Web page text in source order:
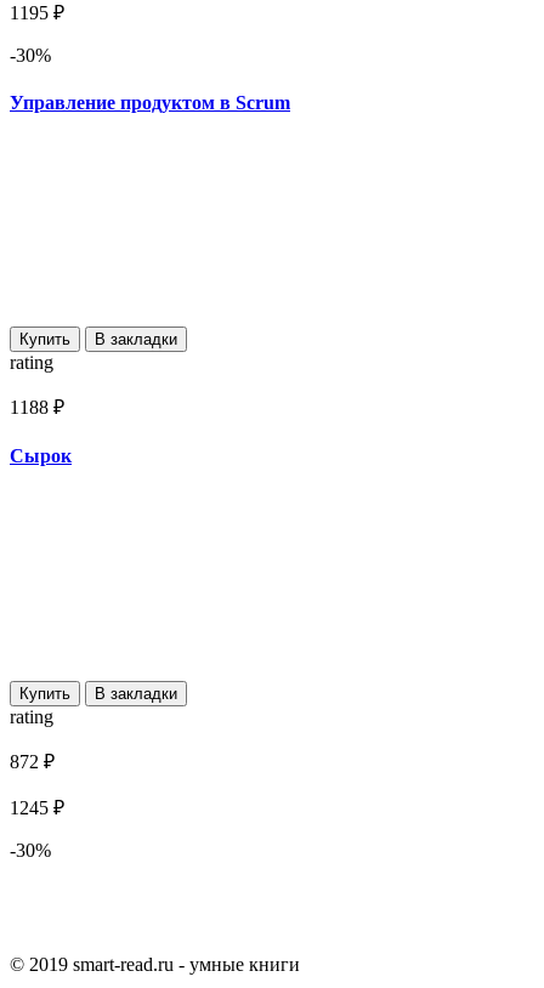
1195 ₽
-30%
Управление продуктом в Scrum
Купить В закладки
rating
1188 ₽
Сырок
Купить В закладки
rating
872 ₽
1245 ₽
-30%
© 2019 smart-read.ru - умные книги